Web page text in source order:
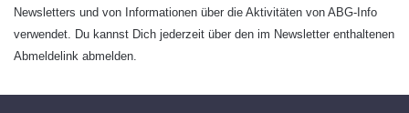
Newsletters und von Informationen über die Aktivitäten von ABG-Info
verwendet. Du kannst Dich jederzeit über den im Newsletter enthaltenen
Abmeldelink abmelden.